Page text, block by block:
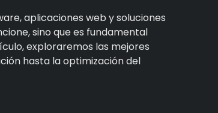
aplicaciones web y soluciones
sino que es fundamental
exploraremos las mejores
hasta la optimización del